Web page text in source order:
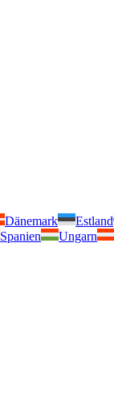
Dänemark Estland
Spanien Ungarn